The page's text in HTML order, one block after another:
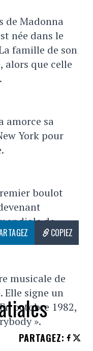
née dans le
famille de son
alors que celle
amorce sa
York pour
boulot
de
Be Alive).
musicale de
Elle signe un
octobre 1982,
».
COPIEZ
PARTAGEZ: